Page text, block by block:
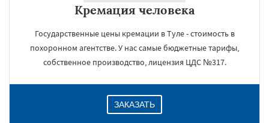
Кремация человека
Государственные цены кремации в Туле - стоимость в
похоронном агентстве. У нас самые бюджетные тарифы,
собственное производство, лицензия ЦДС №317.
ЗАКАЗАТЬ